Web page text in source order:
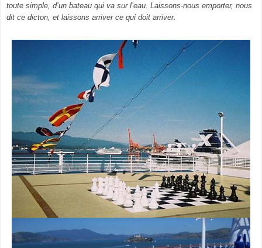
toute simple, d’un bateau qui va sur l’eau. Laissons-nous emporter, nous
dit ce dicton, et laissons arriver ce qui doit arriver.